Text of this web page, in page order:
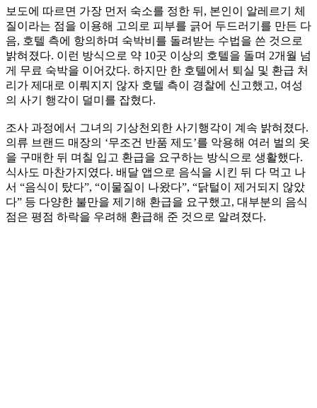
보도에 따르면 가장 먼저 숙소를 정한 뒤, 본인이 알레르기 체
질이라는 점을 이용해 고의로 피부를 긁어 두드러기를 만든 다
음, 호텔 측에 항의하며 숙박비를 돌려받는 수법을 쓴 것으로
밝혀졌다. 이런 방식으로 약 10곳 이상의 호텔을 돌며 2개월 넘
게 무료 숙박을 이어갔다. 하지만 한 호텔에서 퇴실 및 환급 처
리가 제대로 이뤄지지 않자 호텔 측이 경찰에 신고했고, 여성
의 사기 행각이 덜미를 잡혔다.
조사 과정에서 그녀의 기상천외한 사기행각이 계속 밝혀졌다.
의류 브랜드 매장의 ‘무조건 반품 제도’를 악용해 여러 벌의 옷
을 구매한 뒤 며칠 입고 환급을 요구하는 방식으로 생활했다.
식사도 마찬가지였다. 배달 앱으로 음식을 시킨 뒤 다 먹고 나
서 “음식이 탔다”, “이물질이 나왔다”, “닭털이 제거되지 않았
다” 등 다양한 불만을 제기해 환급을 요구했고, 대부분의 음식
점은 평점 하락을 우려해 환급해 준 것으로 알려졌다.